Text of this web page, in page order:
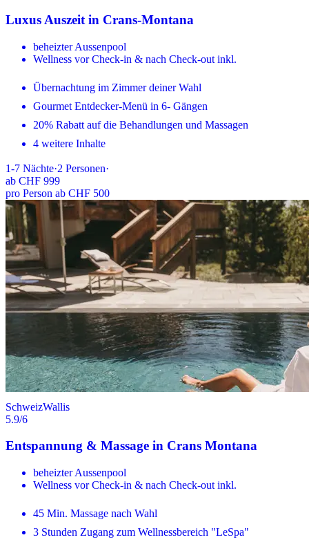
Luxus Auszeit in Crans-Montana
beheizter Aussenpool
Wellness vor Check-in & nach Check-out inkl.
Übernachtung im Zimmer deiner Wahl
Gourmet Entdecker-Menü in 6- Gängen
20% Rabatt auf die Behandlungen und Massagen
4 weitere Inhalte
1-7 Nächte·2 Personen·
ab CHF 999
pro Person ab CHF 500
SchweizWallis
5.9/6
Entspannung & Massage in Crans Montana
beheizter Aussenpool
Wellness vor Check-in & nach Check-out inkl.
45 Min. Massage nach Wahl
3 Stunden Zugang zum Wellnessbereich "LeSpa"